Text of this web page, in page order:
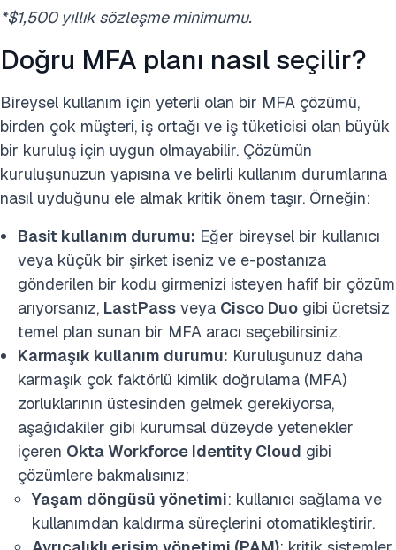
*$1,500 yıllık sözleşme minimumu.
Doğru MFA planı nasıl seçilir?
Bireysel kullanım için yeterli olan bir MFA çözümü,
birden çok müşteri, iş ortağı ve iş tüketicisi olan büyük
bir kuruluş için uygun olmayabilir. Çözümün
kuruluşunuzun yapısına ve belirli kullanım durumlarına
nasıl uyduğunu ele almak kritik önem taşır. Örneğin:
Basit kullanım durumu: Eğer bireysel bir kullanıcı
veya küçük bir şirket iseniz ve e-postanıza
gönderilen bir kodu girmenizi isteyen hafif bir çözüm
arıyorsanız, LastPass veya Cisco Duo gibi ücretsiz
temel plan sunan bir MFA aracı seçebilirsiniz.
Karmaşık kullanım durumu: Kuruluşunuz daha
karmaşık çok faktörlü kimlik doğrulama (MFA)
zorluklarının üstesinden gelmek gerekiyorsa,
aşağıdakiler gibi kurumsal düzeyde yetenekler
içeren Okta Workforce Identity Cloud gibi
çözümlere bakmalısınız:
Yaşam döngüsü yönetimi: kullanıcı sağlama ve
kullanımdan kaldırma süreçlerini otomatikleştirir.